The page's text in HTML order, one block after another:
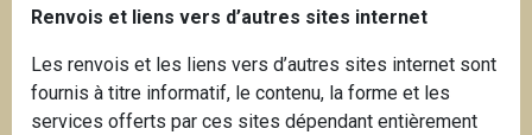
Renvois et liens vers d’autres sites internet
Les renvois et les liens vers d’autres sites internet sont
fournis à titre informatif, le contenu, la forme et les
services offerts par ces sites dépendant entièrement